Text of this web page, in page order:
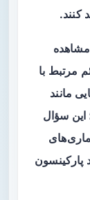
کنند.
مرتبط با
مانند
این سؤال
پارکینسون